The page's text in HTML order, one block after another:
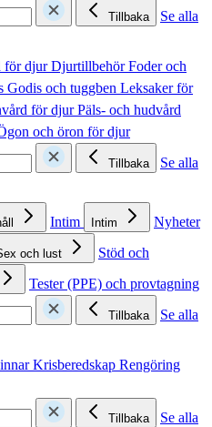
Tillbaka
Se alla
för djurDjurtillbehörFoder och
Godis och tuggben Leksaker för
för djurPäls- och hudvård
och öron för djur
Tillbaka
Se alla
Intim Intim
Nyheter
och lust
Stöd och
Tester (PPE) och provtagning
Tillbaka
Se alla
Krisberedskap Rengöring
Tillbaka
Se alla